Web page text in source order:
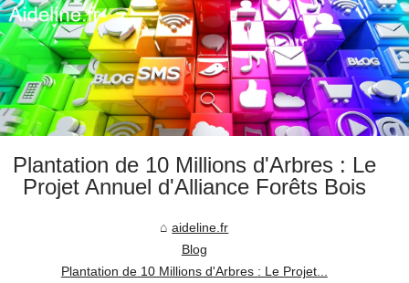
Plantation de 10 Millions d'Arbres : Le
Projet Annuel d'Alliance Forêts Bois
aideline.fr
Blog
Plantation de 10 Millions d'Arbres : Le Projet...